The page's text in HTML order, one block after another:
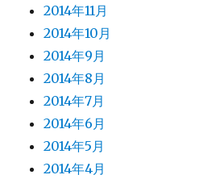
2014年11月
2014年10月
2014年9月
2014年8月
2014年7月
2014年6月
2014年5月
2014年4月